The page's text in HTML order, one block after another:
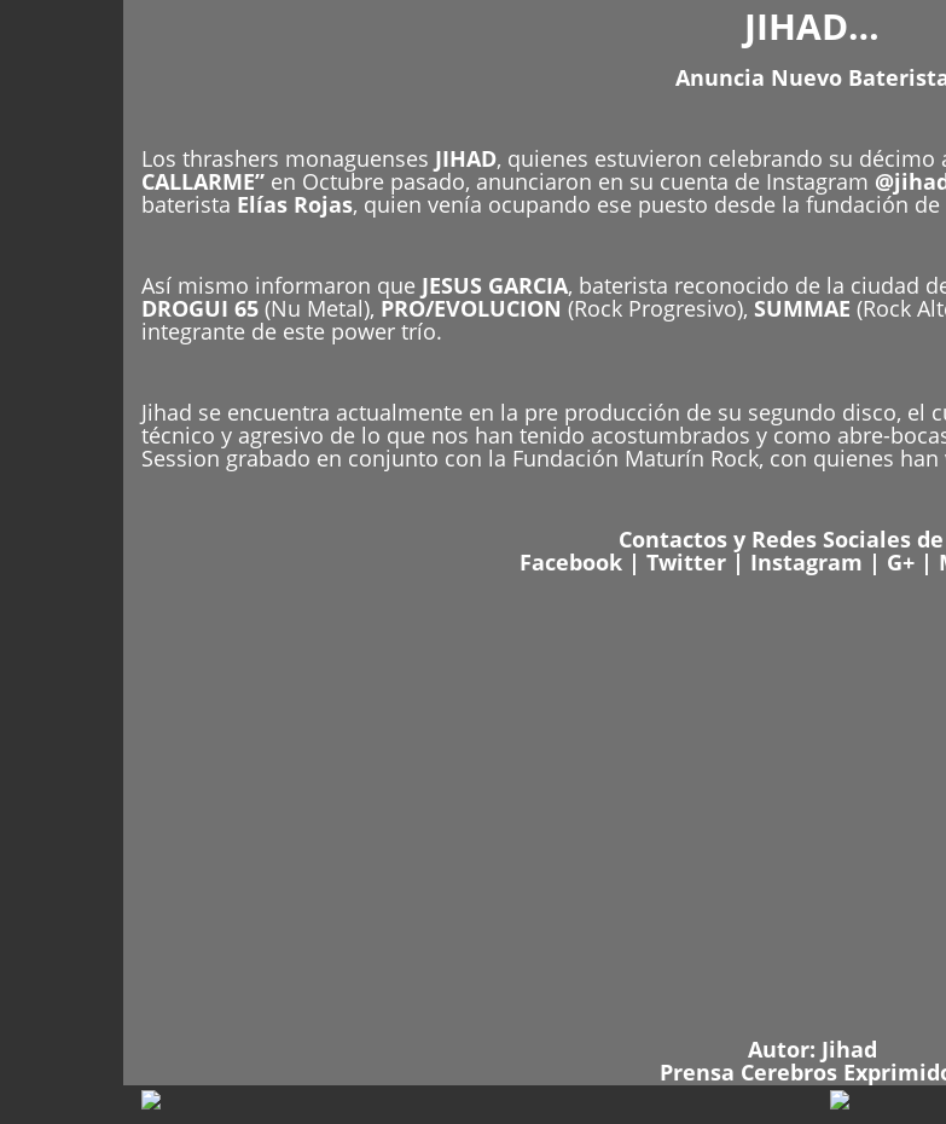
JIHAD…
Anuncia Nuevo
Los thrashers monaguenses JIHAD, quienes estuvieron celebrando su
CALLARME” en Octubre pasado, anunciaron en su cuenta de Instagram
baterista Elías Rojas, quien venía ocupando ese puesto desde la fundación
Así mismo informaron que JESUS GARCIA, baterista reconocido de la ciudad
DROGUI 65 (Nu Metal), PRO/EVOLUCION (Rock Progresivo), SUMMAE (Rock
integrante de este power trío.
Jihad se encuentra actualmente en la pre producción de su segundo disco,
técnico y agresivo de lo que nos han tenido acostumbrados y como abre-
Session grabado en conjunto con la Fundación Maturín Rock, con quienes
Contactos y Redes Sociales
Facebook| Twitter| Instagram | G+|
Autor: Jihad
Prensa Cerebros